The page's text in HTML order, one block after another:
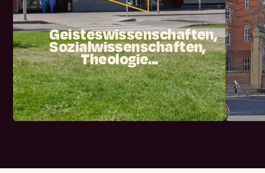
Geisteswissenschaften,
Sozialwissenschaften,
Theologie...